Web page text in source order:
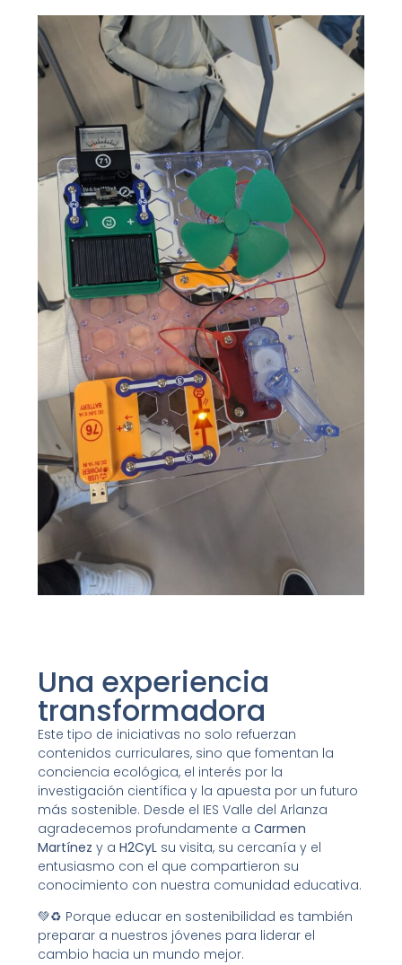
Una experiencia
transformadora
Este tipo de iniciativas no solo refuerzan
contenidos curriculares, sino que fomentan la
conciencia ecológica, el interés por la
investigación científica y la apuesta por un futuro
más sostenible. Desde el IES Valle del Arlanza
agradecemos profundamente aCarmen
Martínez y aH2CyL su visita, su cercanía y el
entusiasmo con el que compartieron su
conocimiento con nuestra comunidad educativa.
💚♻️ Porque educar en sostenibilidad es también
preparar a nuestros jóvenes para liderar el
cambio hacia un mundo mejor.